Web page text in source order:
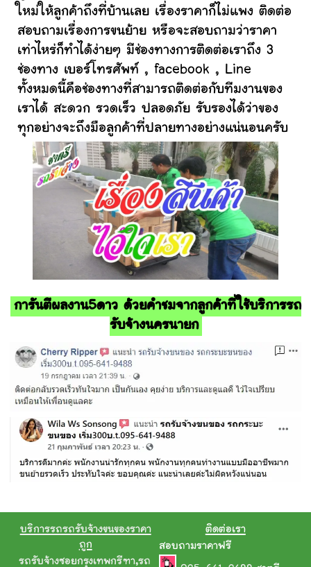
ใหม่ให้ลูกค้าถึงที่บ้านเลย เรื่องราคาก็ไม่แพง ติดต่อ
สอบถามเรื่องการขนย้าย หรือจะสอบถามว่าราคา
เท่าไหร่ก็ทำได้ง่ายๆ มีช่องทางการติดต่อเราถึง 3
ช่องทาง เบอร์โทรศัพท์ , facebook , Line
ทั้งหมดนี้คือช่องทางที่สามารถติดต่อกับทีมงานของ
เราได้ สะดวก รวดเร็ว ปลอดภัย รับรองได้ว่าของ
ทุกอย่างจะถึงมือลูกค้าที่ปลายทางอย่างแน่นอนครับ
การันตีผลงาน5ดาว ด้วยคำชมจากลูกค้าที่ใช้บริการรถ
รับจ้างนครนายก
บริการรถรถรับจ้างขนของราคา
ถูก
รถรับจ้างซอยกรุงเทพกรีฑา,รถ
ติดต่อเรา
สอบถามราคาฟรี